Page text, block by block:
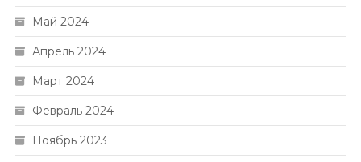
Май 2024
Апрель 2024
Март 2024
Февраль 2024
Ноябрь 2023